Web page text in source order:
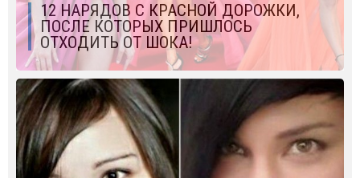
12 НАРЯДОВ С КРАСНОЙ ДОРОЖКИ,
ПОСЛЕ КОТОРЫХ ПРИШЛОСЬ
ОТХОДИТЬ ОТ ШОКА!